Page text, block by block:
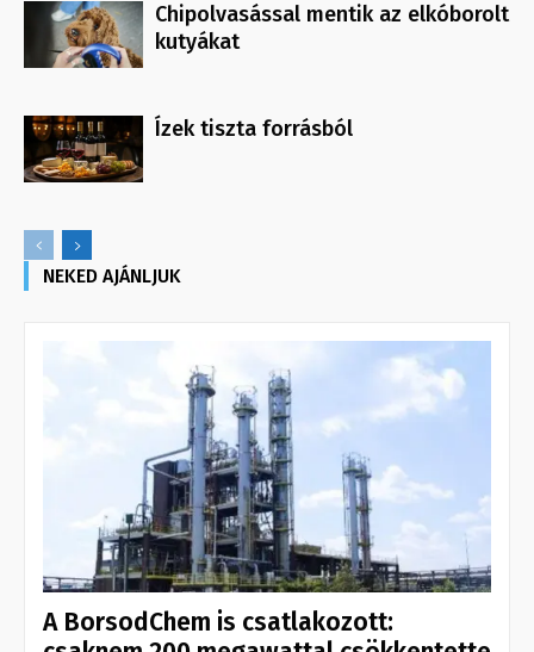
Chipolvasással mentik az elkóborolt
kutyákat
Ízek tiszta forrásból
NEKED AJÁNLJUK
A BorsodChem is csatlakozott: